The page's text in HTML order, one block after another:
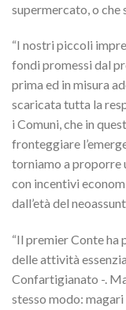
supermercato, o che
“I nostri piccoli
fondi promessi dal
prima ed in misura
scaricata tutta la
i Comuni, che in
fronteggiare
torniamo a proporre
con incentivi
dall’età del
“Il premier Conte ha
delle attività
Confartigianato -.
stesso modo: